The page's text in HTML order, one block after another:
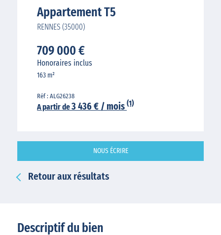
Appartement T5
RENNES (35000)
709 000 €
Honoraires inclus
163 m²
Réf : ALG26238
A partir de3 436 € / mois (1)
NOUS ÉCRIRE
Retour aux résultats
Descriptif du bien